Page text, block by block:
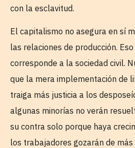
con la esclavitud.
El capitalismo no asegura en sí
las relaciones de producción.
corresponde a la sociedad civil.
que la mera implementación de
traiga más justicia a los
algunas minorías no verán
su contra solo porque haya
los trabajadores gozarán de